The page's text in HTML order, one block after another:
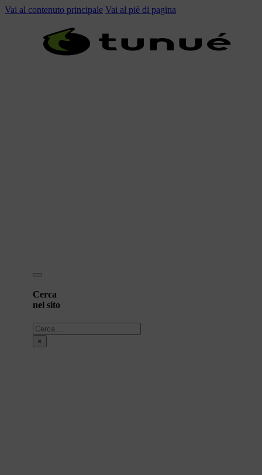
Vai al contenuto principale Vai al piè di pagina
Cerca
nel sito
Cerca
×